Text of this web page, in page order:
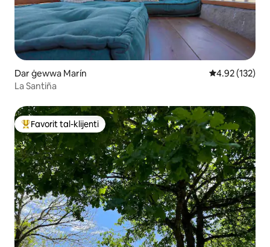
Dar ġewwa Marín Rating medju
4.92 (132)
La Santiña
Wieħed mill-aqwa favoriti tal-klijenti
Favorit tal-klijenti